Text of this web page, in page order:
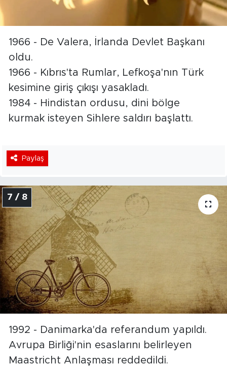
1966 - De Valera, İrlanda Devlet Başkanı
oldu.
1966 - Kıbrıs'ta Rumlar, Lefkoşa'nın Türk
kesimine giriş çıkışı yasakladı.
1984 - Hindistan ordusu, dini bölge
kurmak isteyen Sihlere saldırı başlattı.
Paylaş
7 / 8
1992 - Danimarka'da referandum yapıldı.
Avrupa Birliği'nin esaslarını belirleyen
Maastricht Anlaşması reddedildi.